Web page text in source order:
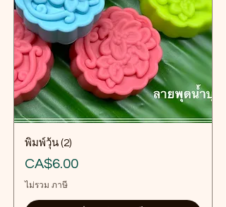
พิมพ์วุ้น (2)
ราคา
CA$6.00
ไม่รวม ภาษี